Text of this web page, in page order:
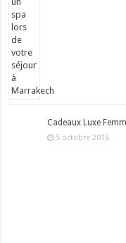
Cadeaux Luxe
5 octobre 2016